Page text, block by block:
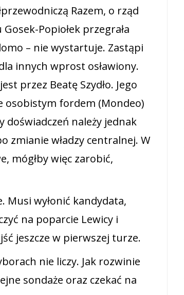
Razem, o rząd
Popiołek przegrała
– nie wystartuje. Zastąpi
innych wprost osławiony.
przez Beatę Szydło. Jego
osobistym fordem (Mondeo)
doświadczeń należy jednak
zmianie władzy centralnej. W
mógłby więc zarobić,
Musi wyłonić kandydata,
na poparcie Lewicy i
jeszcze w pierwszej turze.
nie liczy. Jak rozwinie
sondaże oraz czekać na